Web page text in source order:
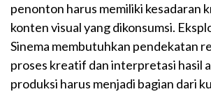
penonton harus memiliki kesadaran
konten visual yang dikonsumsi.
Sinema membutuhkan pendekatan
proses kreatif dan interpretasi hasil
produksi harus menjadi bagian dari